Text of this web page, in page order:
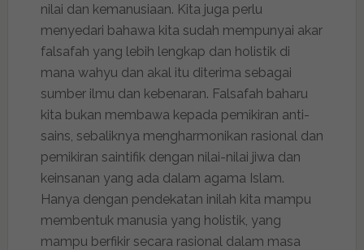
nilai dan kemanusiaan. Kita juga perlu
menyedari bahawa kita sudah mempunyai akar
falsafah yang lebih lengkap dan holistik di
mana wahyu dan akal itu diterima sebagai
sumber ilmu dan kebenaran. Falsafah baharu
kita bukan membawa kepada pemikiran anti-
sains, sebaliknya mengharmonikan rasional dan
pemikiran saintifik dengan nilai-nilai jiwa dan
keinsanan yang ada dalam agama Islam.
Hanya dengan pendekatan inilah kita mampu
membentuk manusia yang holistik, yang
mampu berfikir secara rasional dalam masa